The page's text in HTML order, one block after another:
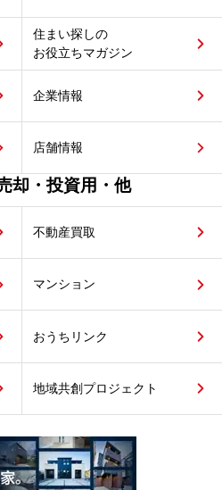
住まい探しの
お役立ちマガジン
企業情報
店舗情報
却・投資用・他
不動産買取
マンション
おうちリンク
地域共創プロジェクト